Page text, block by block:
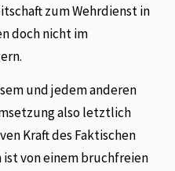
zum Wehrdienst in
doch nicht im
und jedem anderen
also letztlich
Kraft des Faktischen
von einem bruchfreien